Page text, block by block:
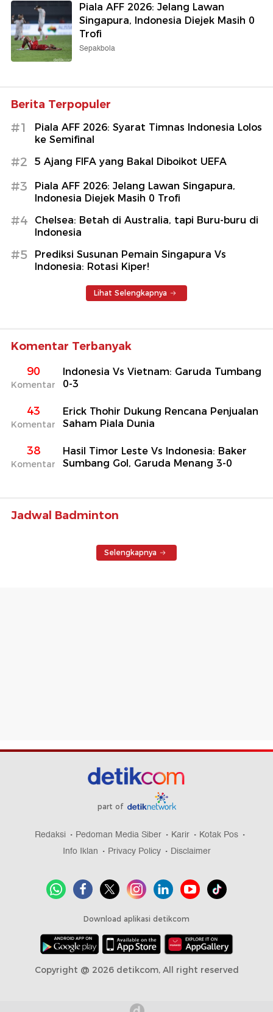
Piala AFF 2026: Jelang Lawan
Singapura, Indonesia Diejek Masih 0
Trofi
Sepakbola
Berita Terpopuler
#1
Piala AFF 2026: Syarat Timnas Indonesia Lolos
ke Semifinal
#2 5 Ajang FIFA yang Bakal Diboikot UEFA
#3
Piala AFF 2026: Jelang Lawan Singapura,
Indonesia Diejek Masih 0 Trofi
#4
Chelsea: Betah di Australia, tapi Buru-buru di
Indonesia
#5
Prediksi Susunan Pemain Singapura Vs
Indonesia: Rotasi Kiper!
Lihat Selengkapnya
Komentar Terbanyak
90
Komentar
Indonesia Vs Vietnam: Garuda Tumbang
0-3
43
Komentar
Erick Thohir Dukung Rencana Penjualan
Saham Piala Dunia
38
Komentar
Hasil Timor Leste Vs Indonesia: Baker
Sumbang Gol, Garuda Menang 3-0
Jadwal Badminton
Selengkapnya
part of
Redaksi Pedoman Media Siber Karir
Kotak Pos
Info Iklan
Privacy Policy Disclaimer
Download aplikasi detikcom
Copyright @ 2026 detikcom, All right reserved